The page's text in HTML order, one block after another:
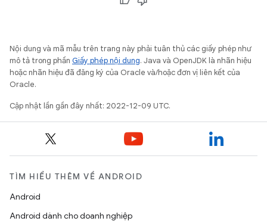
Nội dung và mã mẫu trên trang này phải tuân thủ các giấy phép như
mô tả trong phần Giấy phép nội dung. Java và OpenJDK là nhãn hiệu
hoặc nhãn hiệu đã đăng ký của Oracle và/hoặc đơn vị liên kết của
Oracle.
Cập nhật lần gần đây nhất: 2022-12-09 UTC.
TÌM HIỂU THÊM VỀ ANDROID
Android
Android dành cho doanh nghiệp